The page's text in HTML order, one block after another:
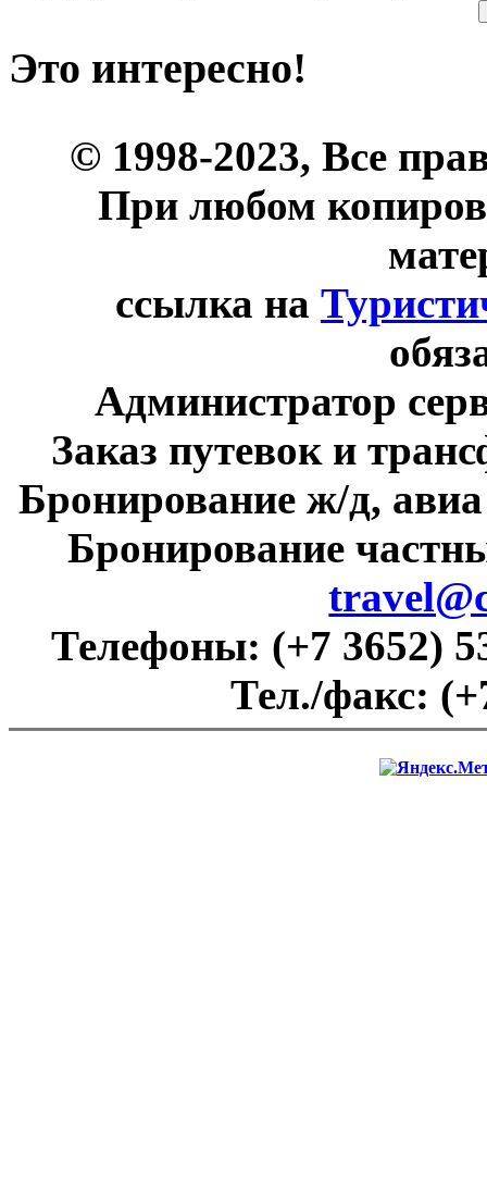
Это интересно!
© 1998-2023, Все
При любом
ссылка на
Администратор
Заказ путевок и
Бронирование ж/д,
Бронирование
Телефоны: (+7 3652)
Тел./факс: